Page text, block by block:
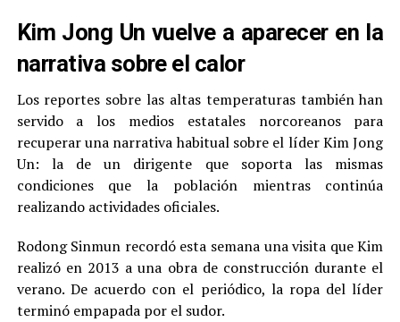
Kim Jong Un vuelve a aparecer en la
narrativa sobre el calor
Los reportes sobre las altas temperaturas también han
servido a los medios estatales norcoreanos para
recuperar una narrativa habitual sobre el líder Kim Jong
Un: la de un dirigente que soporta las mismas
condiciones que la población mientras continúa
realizando actividades oficiales.
Rodong Sinmun recordó esta semana una visita que Kim
realizó en 2013 a una obra de construcción durante el
verano. De acuerdo con el periódico, la ropa del líder
terminó empapada por el sudor.